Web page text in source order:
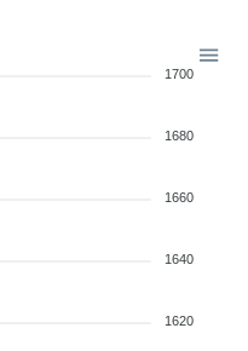
1700
1680
1660
1640
1620